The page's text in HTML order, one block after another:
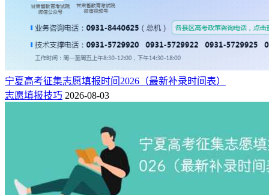
宁夏高考征集志愿填报时间2026（最新补录时间表）
志愿填报技巧 2026-08-03